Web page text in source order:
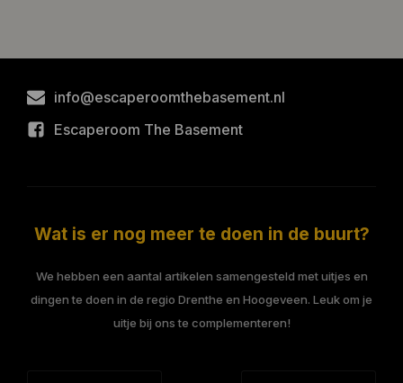
info@escaperoomthebasement.nl
Escaperoom The Basement
Wat is er nog meer te doen in de buurt?
We hebben een aantal artikelen samengesteld met uitjes en
dingen te doen in de regio Drenthe en Hoogeveen. Leuk om je
uitje bij ons te complementeren!